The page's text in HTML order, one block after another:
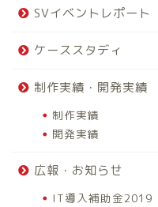
SVイベントレポート
ケーススタディ
制作実績・開発実績
制作実績
開発実績
広報・お知らせ
IT導入補助金2019